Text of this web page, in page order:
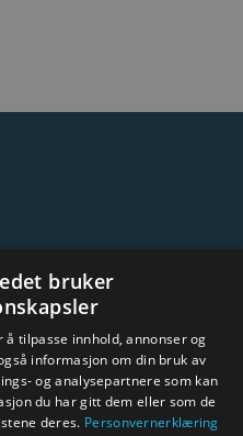
bruker
tilpasse innhold, annonser og
informasjon om din bruk av
og analysepartnere som kan
du har gitt dem eller som de
deres. Personvernerklæring